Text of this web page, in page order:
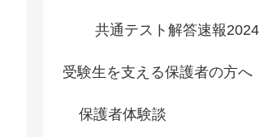
共通テスト解答速報2024
受験生を支える保護者の方へ
保護者体験談